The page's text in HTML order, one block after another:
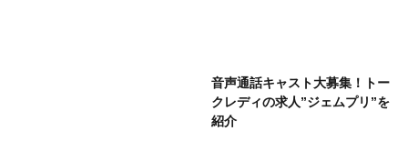
音声通話キャスト大募集！トー
クレディの求人”ジェムプリ”を
紹介